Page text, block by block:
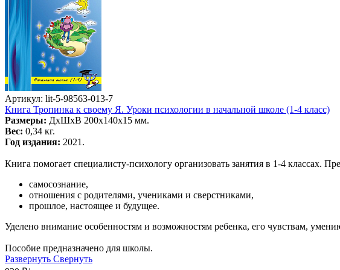
Артикул: lit-5-98563-013-7
Книга Тропинка к своему Я. Уроки психологии в начальной школе (1-4 класс)
Размеры: ДхШхВ 200х140х15 мм.
Вес: 0,34 кг.
Год издания: 2021.
Книга помогает специалисту-психологу организовать занятия в 1-4 классах.
самосознание,
отношения с родителями, учениками и сверстниками,
прошлое, настоящее и будущее.
Уделено внимание особенностям и возможностям ребенка, его чувствам,
Пособие предназначено для школы.
Развернуть Свернуть